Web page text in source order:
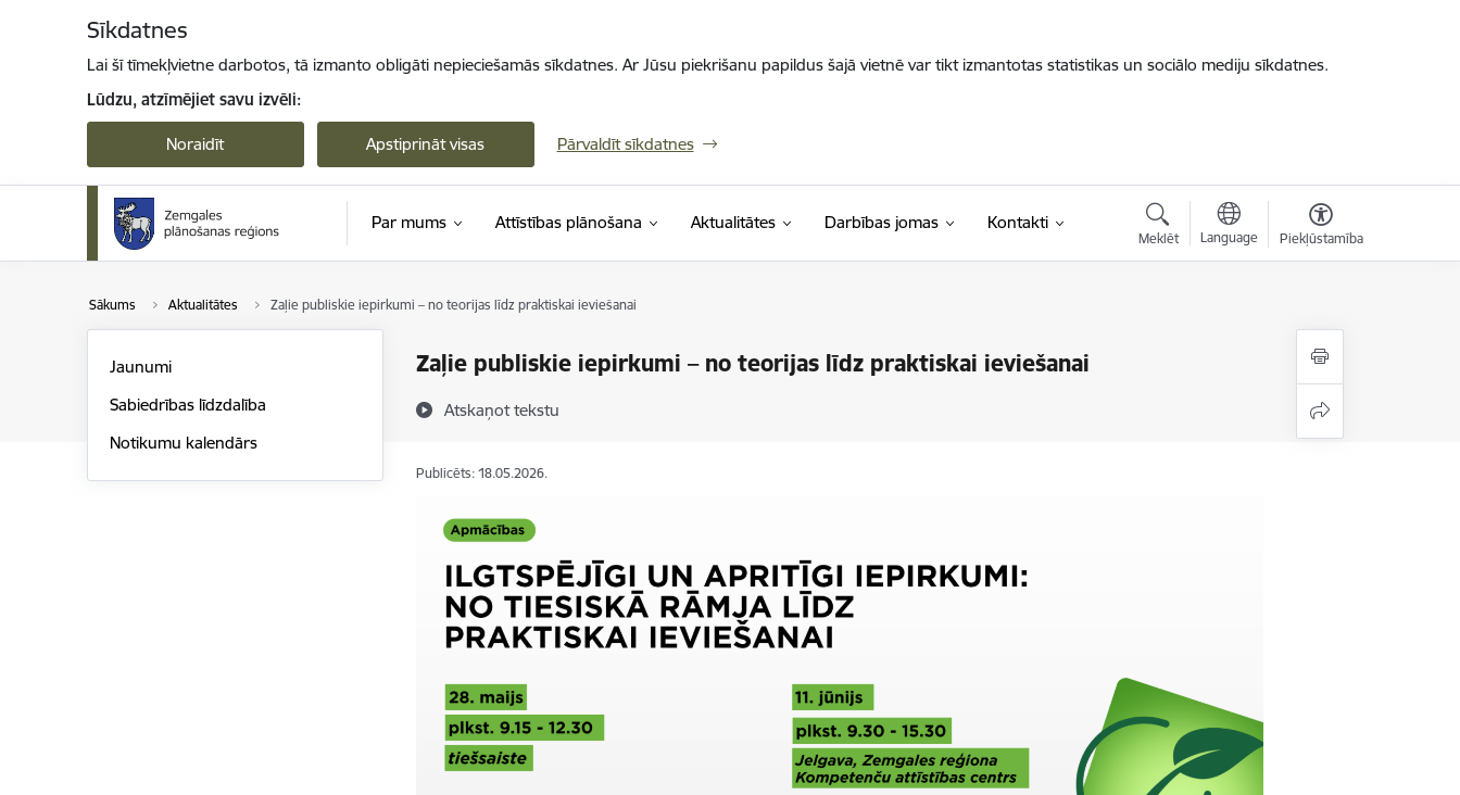
Sīkdatnes
Lai šī tīmekļvietne darbotos, tā izmanto obligāti nepieciešamās sīkdatnes. Ar Jūsu piekrišanu papildus šajā vietnē var tikt izmantotas statistikas un sociālo mediju sīkdatnes.
Lūdzu, atzīmējiet savu izvēli:
Noraidīt Apstiprināt visas Pārvaldīt sīkdatnes
Par mums Attīstības plānošana Aktualitātes Darbības jomas Kontakti
Meklēt Language Piekļūstamība
Sākums Aktualitātes Zaļie publiskie iepirkumi – no teorijas līdz praktiskai ieviešanai
Zaļie publiskie iepirkumi – no teorijas līdz praktiskai ieviešanai
Atskaņot tekstu
Jaunumi
Sabiedrības līdzdalība
Notikumu kalendārs
Publicēts: 18.05.2026.